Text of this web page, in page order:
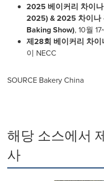
2025 베이커리 차이
2025) & 2025 차이나
Baking Show), 10월
제28회 베이커리 차이
이 NECC
SOURCE Bakery China
해당 소스에서
사